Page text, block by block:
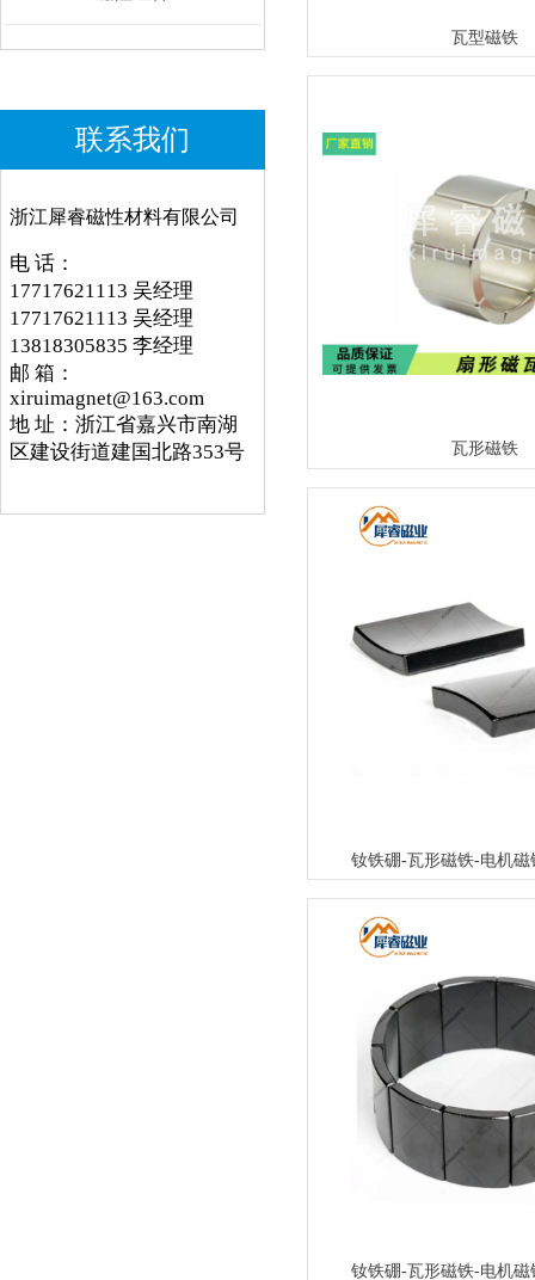
联系我们
浙江犀睿磁性材料有限公司
电 话：
17717621113 吴经理
17717621113 吴经理
13818305835 李经理
邮 箱：
xiruimagnet@163.com
地 址：浙江省嘉兴市南湖
区建设街道建国北路353号
瓦型磁铁
瓦形磁铁
钕铁硼-瓦形磁铁-电机磁
钕铁硼-瓦形磁铁-电机磁